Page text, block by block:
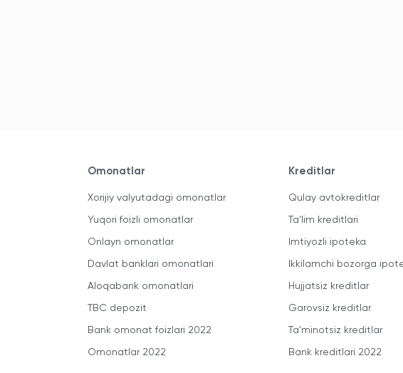
Omonatlar
Xorijiy valyutadagi omonatlar
Yuqori foizli omonatlar
Onlayn omonatlar
Davlat banklari omonatlari
Aloqabank omonatlari
TBC depozit
Bank omonat foizlari 2022
Omonatlar 2022
Kreditlar
Qulay avtokreditlar
Ta'lim kreditlari
Imtiyozli ipoteka
Ikkilamchi bozorga
Hujjatsiz kreditlar
Garovsiz kreditlar
Ta'minotsiz kreditlar
Bank kreditlari 2022